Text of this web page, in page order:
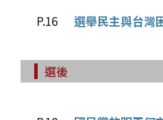
P.16 選舉民主與台灣
選後